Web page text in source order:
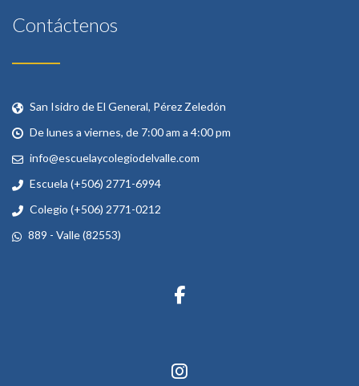
Contáctenos
San Isidro de El General, Pérez Zeledón
De lunes a viernes, de 7:00 am a 4:00 pm
info@escuelaycolegiodelvalle.com
Escuela (+506) 2771-6994
Colegio (+506) 2771-0212
889 - Valle (82553)